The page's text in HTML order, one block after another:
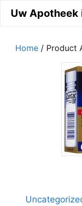
naar
inhoud
Uw Apotheek
Home / Product